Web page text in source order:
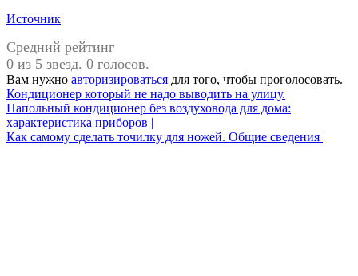
Источник
Средний рейтинг
0 из 5 звезд. 0 голосов.
Вам нужно авторизироваться для того, чтобы проголосовать.
Навигация
по
записям
Кондиционер который не надо выводить на улицу.
Напольный кондиционер без воздуховода для дома:
характеристика приборов |
Как самому сделать точилку для ножей. Общие сведения |